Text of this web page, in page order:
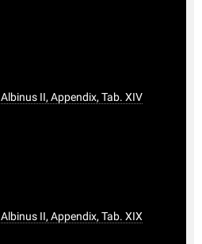
Albinus II, Appendix, Tab. XIV
Albinus II, Appendix, Tab. XIX